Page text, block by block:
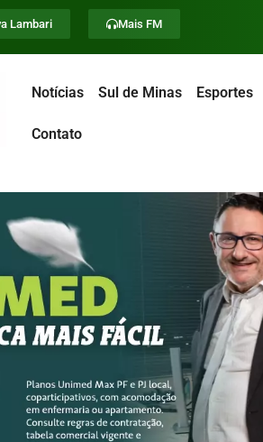
Lambari Mais FM
Notícias Sul de Minas Esportes
Contato